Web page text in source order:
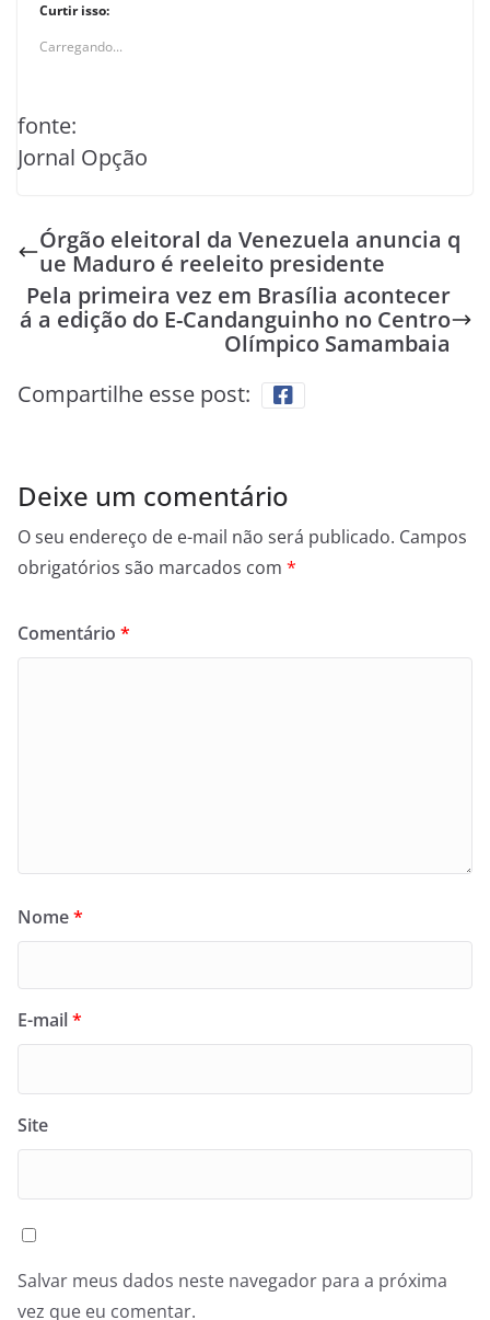
Curtir isso:
Carregando...
fonte:
Jornal Opção
Órgão eleitoral da Venezuela anuncia q
ue Maduro é reeleito presidente
Pela primeira vez em Brasília acontecer
á a edição do E-Candanguinho no Centro
Olímpico Samambaia
Compartilhe esse post:
Deixe um comentário
O seu endereço de e-mail não será publicado. Campos
obrigatórios são marcados com *
Comentário *
Nome*
E-mail*
Site
Salvar meus dados neste navegador para a próxima
vez que eu comentar.